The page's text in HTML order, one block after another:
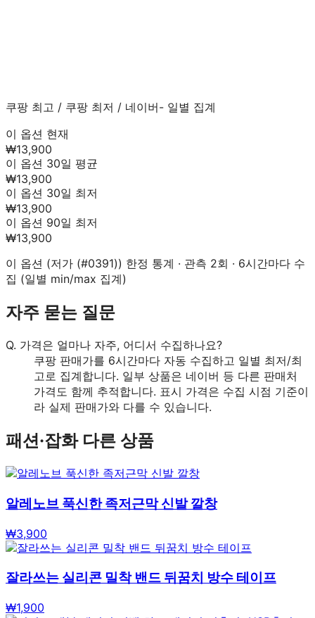
쿠팡 최고 / 쿠팡 최저 / 네이버- 일별 집계
이 옵션 현재
₩13,900
이 옵션 30일 평균
₩13,900
이 옵션 30일 최저
₩13,900
이 옵션 90일 최저
₩13,900
이 옵션 (저가 (#0391)) 한정 통계 · 관측 2회 · 6시간마다 수
집 (일별 min/max 집계)
자주 묻는 질문
Q. 가격은 얼마나 자주, 어디서 수집하나요?
쿠팡 판매가를 6시간마다 자동 수집하고 일별 최저/최
고로 집계합니다. 일부 상품은 네이버 등 다른 판매처
가격도 함께 추적합니다. 표시 가격은 수집 시점 기준이
라 실제 판매가와 다를 수 있습니다.
패션·잡화다른 상품
알레노브 푹신한 족저근막 신발 깔창
₩3,900
잘라쓰는 실리콘 밀착 밴드 뒤꿈치 방수 테이프
₩1,900